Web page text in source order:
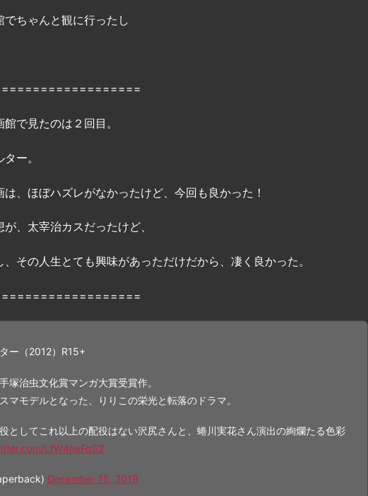
ちゃんと観に行ったし
で見たのは２回目。
ー。
、ほぼハズレがなかったけど、今回も良かった！
、太宰治カスだったけど、
その人生とても興味があっただけだから、凄く良かった。
ー（2012）R15+
塚治虫文化賞マンガ大賞受賞作。
マモデルとなった、りりこの栄光と転落のドラマ。
としてこれ以上の配役はない沢尻さんと、蜷川実花さん演出の絢爛たる色彩
LfW4neFq52
December 15, 2019